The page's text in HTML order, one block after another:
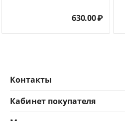
630.00₽
Контакты
Кабинет покупателя